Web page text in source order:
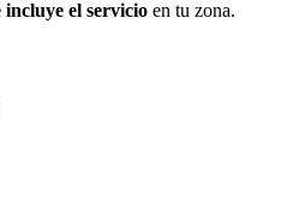
incluye el servicio en tu zona.